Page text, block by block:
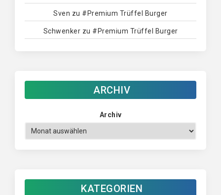
Sven zu #Premium Trüffel Burger
Schwenker zu #Premium Trüffel Burger
ARCHIV
Archiv
KATEGORIEN